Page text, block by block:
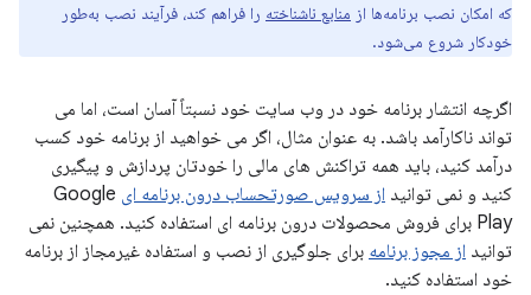
که امکان نصب برنامه‌ها از منابع ناشناخته را فراهم کند، فرآیند نصب به‌طور
خودکار شروع می‌شود.
اگرچه انتشار برنامه خود در وب سایت خود نسبتاً آسان است، اما می
تواند ناکارآمد باشد. به عنوان مثال، اگر می خواهید از برنامه خود کسب
درآمد کنید، باید همه تراکنش های مالی را خودتان پردازش و پیگیری
کنید و نمی توانید از سرویس صورتحساب درون برنامه ای Google
Play برای فروش محصولات درون برنامه ای استفاده کنید. همچنین نمی
توانید از مجوز برنامه برای جلوگیری از نصب و استفاده غیرمجاز از برنامه
خود استفاده کنید.